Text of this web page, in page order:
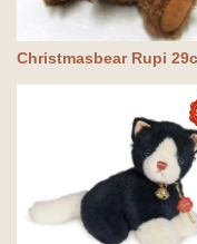
Christmasbear Rupi